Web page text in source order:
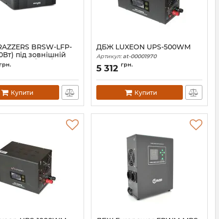
BRSW-LFP-
під зовнішній
(LiFePo4/GEL/AGM)
10/20A BOX
грн.
Купити
ДБЖ LUXEON UPS-500WM
Артикул: at-00001970
5 312 грн.
Купити